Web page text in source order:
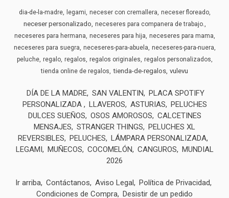
dia-de-la-madre legami neceser con cremallera neceser floreado
neceser personalizado neceseres para companera de trabajo.
neceseres para hermana neceseres para hija neceseres para mama
neceseres para suegra neceseres-para-abuela neceseres-para-nuera
peluche regalo regalos regalos originales regalos personalizados
tienda online de regalos tienda-de-regalos vulevu
DÍA DE LA MADRE SAN VALENTIN
PLACA SPOTIFY
PERSONALIZADA
LLAVEROS ASTURIAS
PELUCHES
DULCES SUEÑOS
OSOS AMOROSOS
CALCETINES
MENSAJES
STRANGER THINGS
PELUCHES XL
REVERSIBLES
PELUCHES
LÁMPARA PERSONALIZADA
LEGAMI
MUÑECOS COCOMELÓN CANGUROS
MUNDIAL
2026
Ir arriba Contáctanos Aviso Legal
Política de Privacidad
Condiciones de Compra Desistir de un pedido